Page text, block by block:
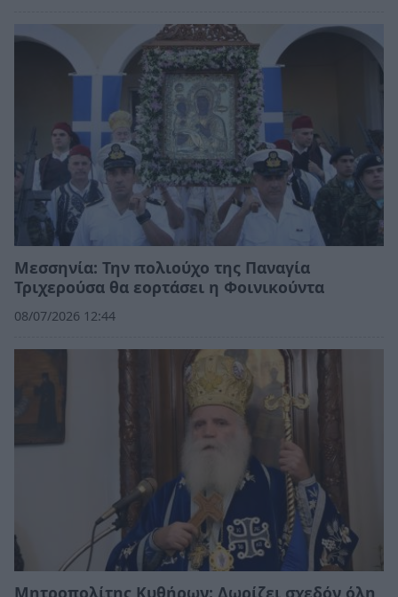
Μεσσηνία: Την πολιούχο της Παναγία
Τριχερούσα θα εορτάσει η Φοινικούντα
08/07/2026 12:44
Μητροπολίτης Κυθήρων: Δωρίζει σχεδόν όλη